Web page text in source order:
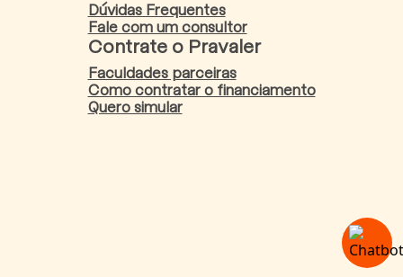
Dúvidas Frequentes
Fale com um consultor
Contrate o Pravaler
Faculdades parceiras
Como contratar o financiamento
Quero simular